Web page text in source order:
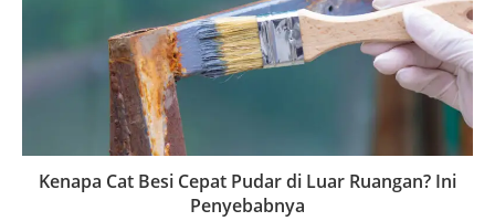
Kenapa Cat Besi Cepat Pudar di Luar Ruangan? Ini
Penyebabnya